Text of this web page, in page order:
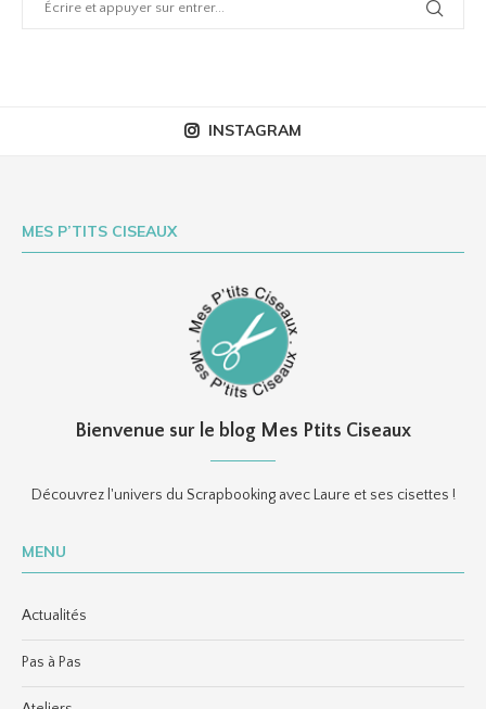
INSTAGRAM
MES P’TITS CISEAUX
Bienvenue sur le blog Mes Ptits Ciseaux
Découvrez l'univers du Scrapbooking avec Laure et ses cisettes !
MENU
Actualités
Pas à Pas